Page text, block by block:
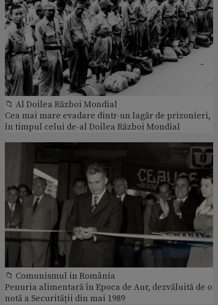
📁 Al Doilea Război Mondial
Cea mai mare evadare dintr-un lagăr de prizonieri,
în timpul celui de-al Doilea Război Mondial
📁 Comunismul in România
Penuria alimentară în Epoca de Aur, dezvăluită de o
notă a Securității din mai 1989